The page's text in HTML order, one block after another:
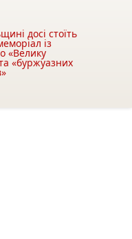
досі стоїть
із
«Велику
«буржуазних